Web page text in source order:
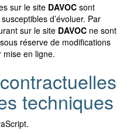
sur le site DAVOC sont
d’évoluer. Par
sur le site DAVOC ne sont
réserve de modifications
en ligne.
techniques